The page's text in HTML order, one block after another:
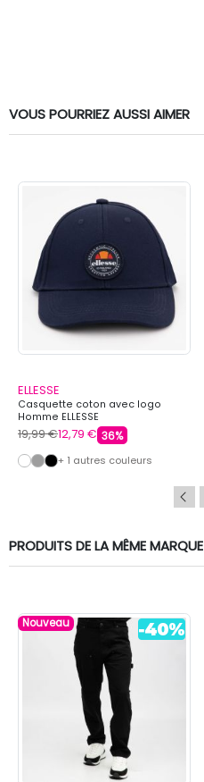
VOUS POURRIEZ AUSSI AIMER
ELLESSE
Casquette coton avec logo
Homme ELLESSE
19,99 €12,79 € 36%
+ 1 autres couleurs
PRODUITS DE LA MÊME MARQUE
Nouveau